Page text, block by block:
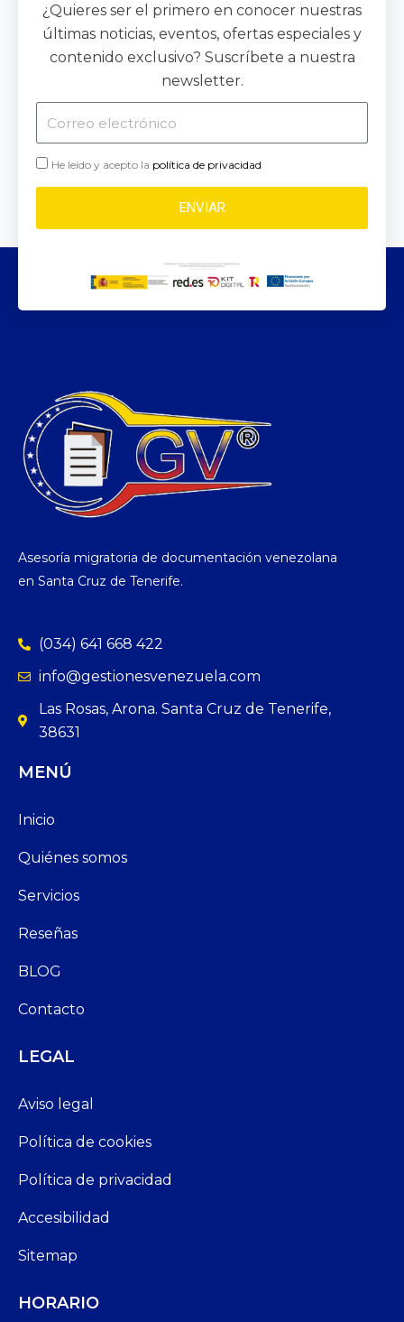
¿Quieres ser el primero en conocer nuestras
últimas noticias, eventos, ofertas especiales y
contenido exclusivo? Suscríbete a nuestra
newsletter.
He leído y acepto la política de privacidad
ENVIAR
Asesoría migratoria de documentación venezolana
en Santa Cruz de Tenerife.
(034) 641 668 422
info@gestionesvenezuela.com
Las Rosas, Arona. Santa Cruz de Tenerife,
38631
MENÚ
Inicio
Quiénes somos
Servicios
Reseñas
BLOG
Contacto
LEGAL
Aviso legal
Política de cookies
Política de privacidad
Accesibilidad
Sitemap
HORARIO